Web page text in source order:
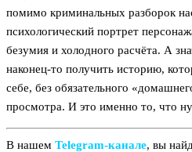
помимо криминальных разборок
психологический портрет
безумия и холодного расчёта. А
наконец-то получить историю,
себе, без обязательного
просмотра. И это именно то, что
В нашем Telegram‑канале, вы